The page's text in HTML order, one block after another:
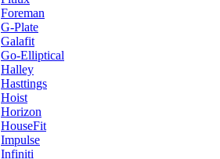
Foreman
G-Plate
Galafit
Go-Elliptical
Halley
Hasttings
Hoist
Horizon
HouseFit
Impulse
Infiniti